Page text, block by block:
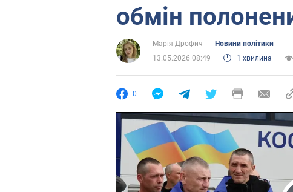
обмін
Марія Дрофич
Новини політики
13.05.2026 08:49
1 хвилина
0